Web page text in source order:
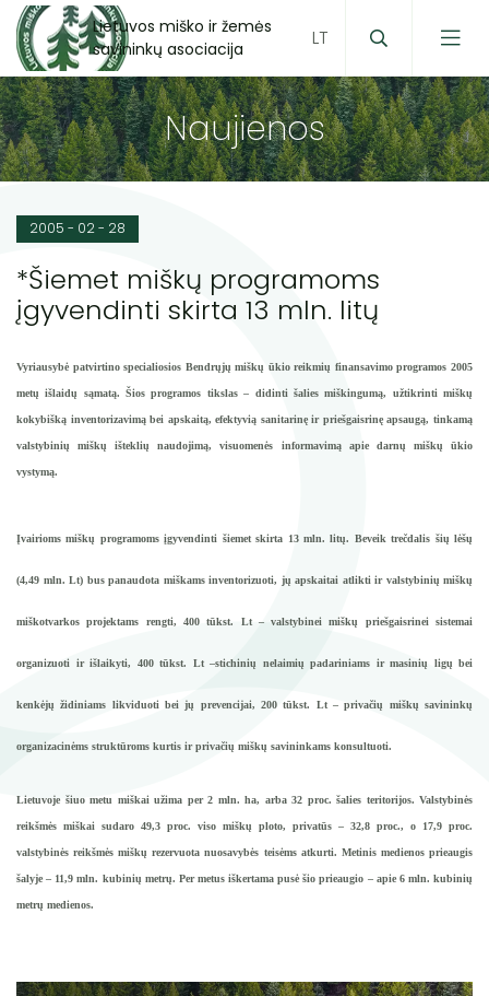
Lietuvos miško ir žemės
savininkų asociacija
Naujienos
2005 - 02 - 28
*Šiemet miškų programoms
įgyvendinti skirta 13 mln. litų
Vyriausybė patvirtino specialiosios Bendrųjų miškų ūkio reikmių finansavimo programos 2005
metų išlaidų sąmatą. Šios programos tikslas – didinti šalies miškingumą, užtikrinti miškų
kokybišką inventorizavimą bei apskaitą, efektyvią sanitarinę ir priešgaisrinę apsaugą, tinkamą
valstybinių miškų išteklių naudojimą, visuomenės informavimą apie darnų miškų ūkio
vystymą.
Įvairioms miškų programoms įgyvendinti šiemet skirta 13 mln. litų. Beveik trečdalis šių lėšų
(4,49 mln. Lt) bus panaudota miškams inventorizuoti, jų apskaitai atlikti ir valstybinių miškų
miškotvarkos projektams rengti, 400 tūkst. Lt – valstybinei miškų priešgaisrinei sistemai
organizuoti ir išlaikyti, 400 tūkst. Lt –stichinių nelaimių padariniams ir masinių ligų bei
kenkėjų židiniams likviduoti bei jų prevencijai, 200 tūkst. Lt – privačių miškų savininkų
organizacinėms struktūroms kurtis ir privačių miškų savininkams konsultuoti.
Lietuvoje šiuo metu miškai užima per 2 mln. ha, arba 32 proc. šalies teritorijos. Valstybinės
reikšmės miškai sudaro 49,3 proc. viso miškų ploto, privatūs – 32,8 proc., o 17,9 proc.
valstybinės reikšmės miškų rezervuota nuosavybės teisėms atkurti. Metinis medienos prieaugis
šalyje – 11,9 mln. kubinių metrų. Per metus iškertama pusė šio prieaugio – apie 6 mln. kubinių
metrų medienos.